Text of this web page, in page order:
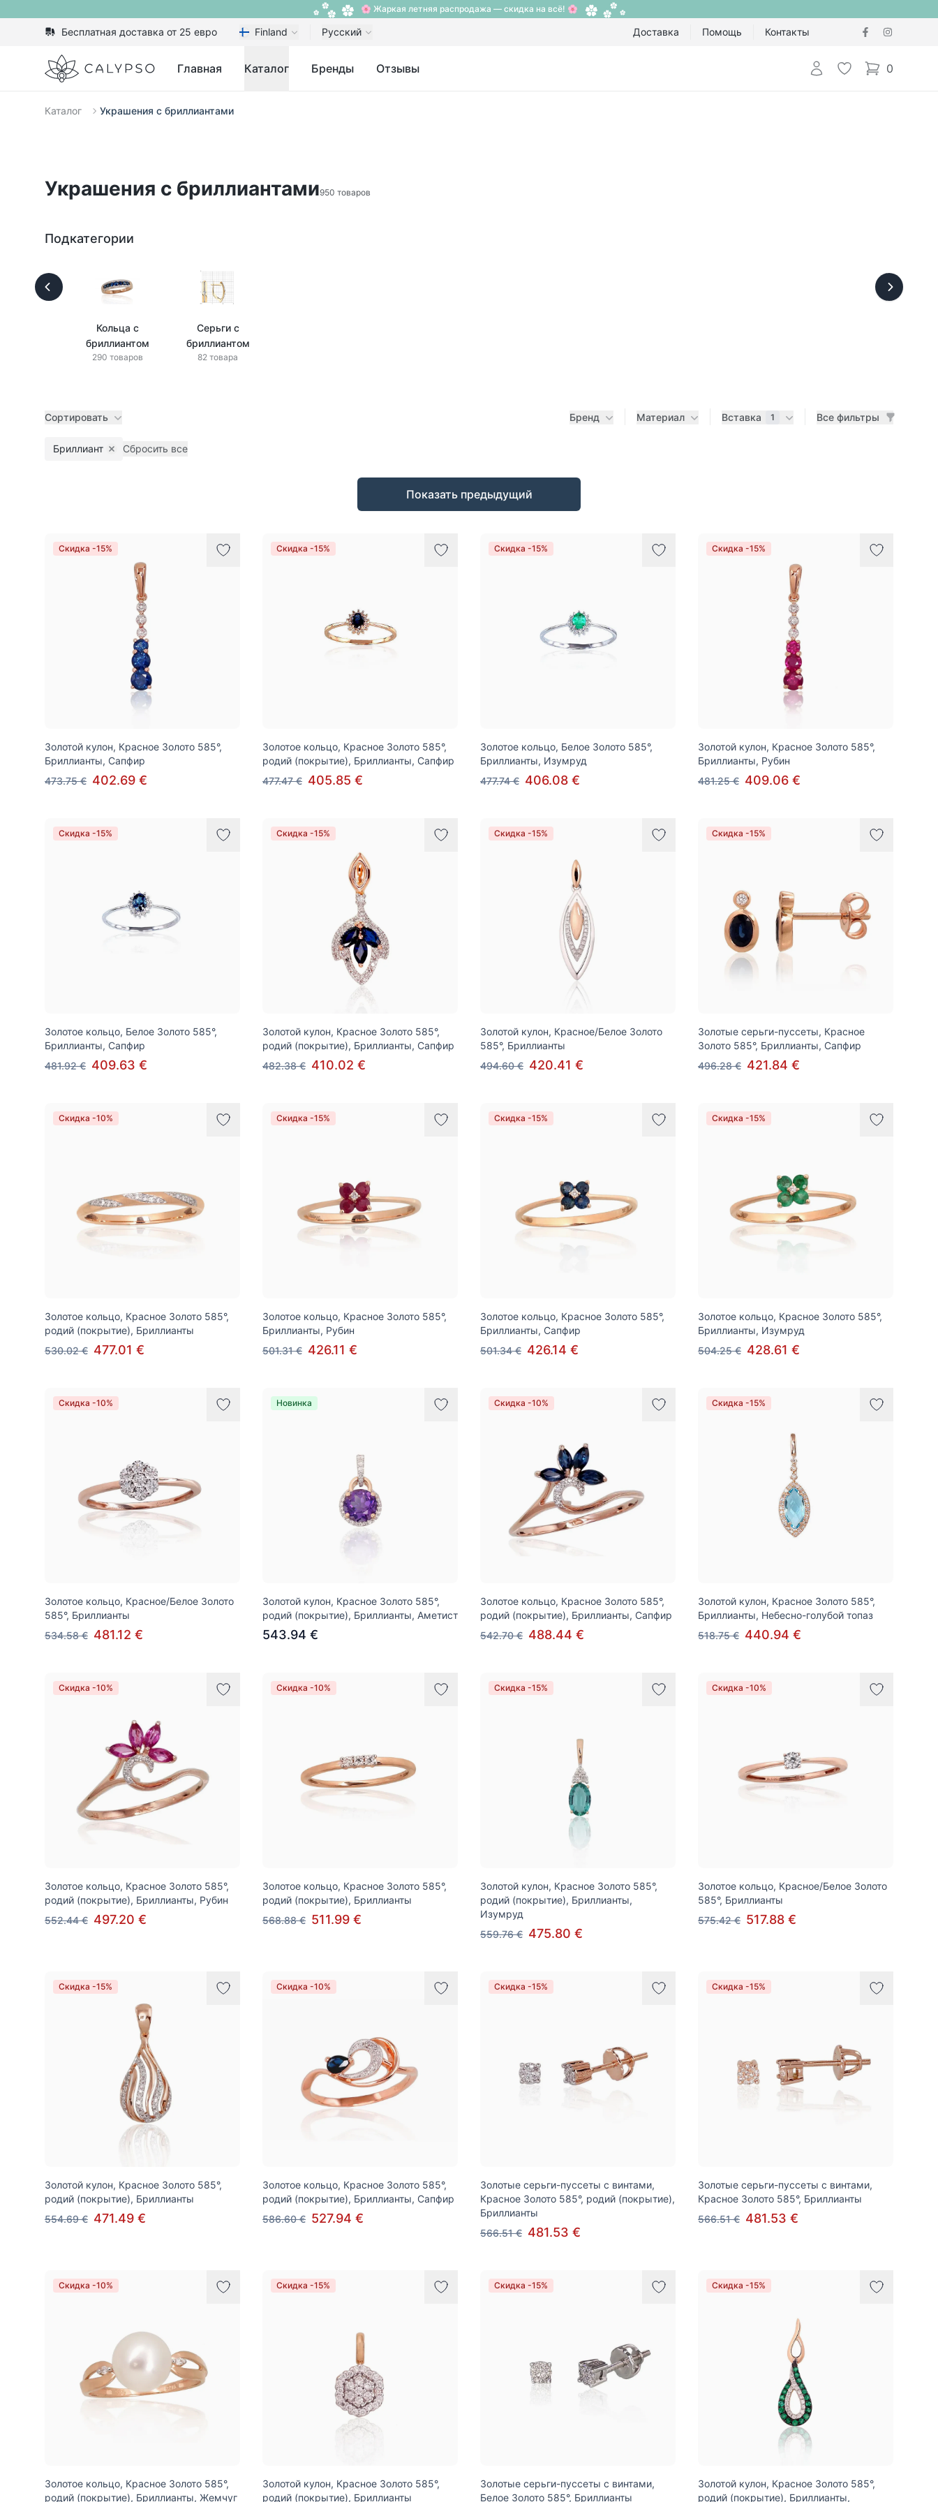
🌸 Жаркая летняя распродажа — скидка на всё! 🌸
Бесплатная доставка от 25 евро Finland Русский Доставка Помощь Контакты
Calypso Главная Каталог Бренды Отзывы Авторизоваться
Избранное
0
items in cart,
Каталог Украшения с бриллиантами
Украшения с бриллиантами950 товаров
Подкатегории
Кольца с
бриллиантом
290 товаров
Серьги с
бриллиантом
82 товара
Сортировать Бренд Материал Вставка 1 Все фильтры
Бриллиант Remove filter
Сбросить все
Показать предыдущий
Скидка -15%
Золотой кулон, Красное Золото 585°,
Бриллианты, Сапфир
473.75 € 402.69 €
Скидка -15%
Золотое кольцо, Красное Золото 585°,
родий (покрытие), Бриллианты, Сапфир
477.47 € 405.85 €
Скидка -15%
Золотое кольцо, Белое Золото 585°,
Бриллианты, Изумруд
477.74 € 406.08 €
Скидка -15%
Золотой кулон, Красное Золото 585°,
Бриллианты, Рубин
481.25 € 409.06 €
Скидка -15%
Золотое кольцо, Белое Золото 585°,
Бриллианты, Сапфир
481.92 € 409.63 €
Скидка -15%
Золотой кулон, Красное Золото 585°,
родий (покрытие), Бриллианты, Сапфир
482.38 € 410.02 €
Скидка -15%
Золотой кулон, Красное/Белое Золото
585°, Бриллианты
494.60 € 420.41 €
Скидка -15%
Золотые серьги-пуссеты, Красное
Золото 585°, Бриллианты, Сапфир
496.28 € 421.84 €
Скидка -10%
Золотое кольцо, Красное Золото 585°,
родий (покрытие), Бриллианты
530.02 € 477.01 €
Скидка -15%
Золотое кольцо, Красное Золото 585°,
Бриллианты, Рубин
501.31 € 426.11 €
Скидка -15%
Золотое кольцо, Красное Золото 585°,
Бриллианты, Сапфир
501.34 € 426.14 €
Скидка -15%
Золотое кольцо, Красное Золото 585°,
Бриллианты, Изумруд
504.25 € 428.61 €
Скидка -10%
Золотое кольцо, Красное/Белое Золото
585°, Бриллианты
534.58 € 481.12 €
Новинка
Золотой кулон, Красное Золото 585°,
родий (покрытие), Бриллианты, Аметист
543.94 €
Скидка -10%
Золотое кольцо, Красное Золото 585°,
родий (покрытие), Бриллианты, Сапфир
542.70 € 488.44 €
Скидка -15%
Золотой кулон, Красное Золото 585°,
Бриллианты, Небесно-голубой топаз
518.75 € 440.94 €
Скидка -10%
Золотое кольцо, Красное Золото 585°,
родий (покрытие), Бриллианты, Рубин
552.44 € 497.20 €
Скидка -10%
Золотое кольцо, Красное Золото 585°,
родий (покрытие), Бриллианты
568.88 € 511.99 €
Скидка -15%
Золотой кулон, Красное Золото 585°,
родий (покрытие), Бриллианты,
Изумруд
559.76 € 475.80 €
Скидка -10%
Золотое кольцо, Красное/Белое Золото
585°, Бриллианты
575.42 € 517.88 €
Скидка -15%
Золотой кулон, Красное Золото 585°,
родий (покрытие), Бриллианты
554.69 € 471.49 €
Скидка -10%
Золотое кольцо, Красное Золото 585°,
родий (покрытие), Бриллианты, Сапфир
586.60 € 527.94 €
Скидка -15%
Золотые серьги-пуссеты с винтами,
Красное Золото 585°, родий (покрытие),
Бриллианты
566.51 € 481.53 €
Скидка -15%
Золотые серьги-пуссеты с винтами,
Красное Золото 585°, Бриллианты
566.51 € 481.53 €
Скидка -10%
Золотое кольцо, Красное Золото 585°,
родий (покрытие), Бриллианты, Жемчуг
Скидка -15%
Золотой кулон, Красное Золото 585°,
родий (покрытие), Бриллианты
Скидка -15%
Золотые серьги-пуссеты с винтами,
Белое Золото 585°, Бриллианты
Скидка -15%
Золотой кулон, Красное Золото 585°,
родий (покрытие), Бриллианты,